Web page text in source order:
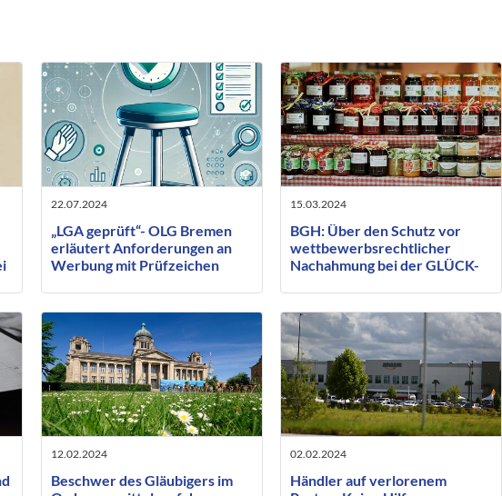
22.07.2024
„LGA geprüft“- OLG Bremen
erläutert Anforderungen an
Werbung mit Prüfzeichen
15.03.2024
BGH: Über den Schutz vor
wettbewerbsrechtlicher
Nachahmung bei der GLÜCK-
12.02.2024
Beschwer des Gläubigers im
02.02.2024
Händler auf verlorenem